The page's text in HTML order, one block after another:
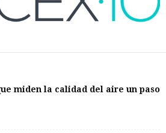
miden la calidad del aire un paso